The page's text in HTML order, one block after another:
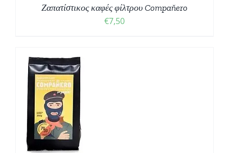
Ζαπατίστικος καφές φίλτρου Compaňero
€7,50